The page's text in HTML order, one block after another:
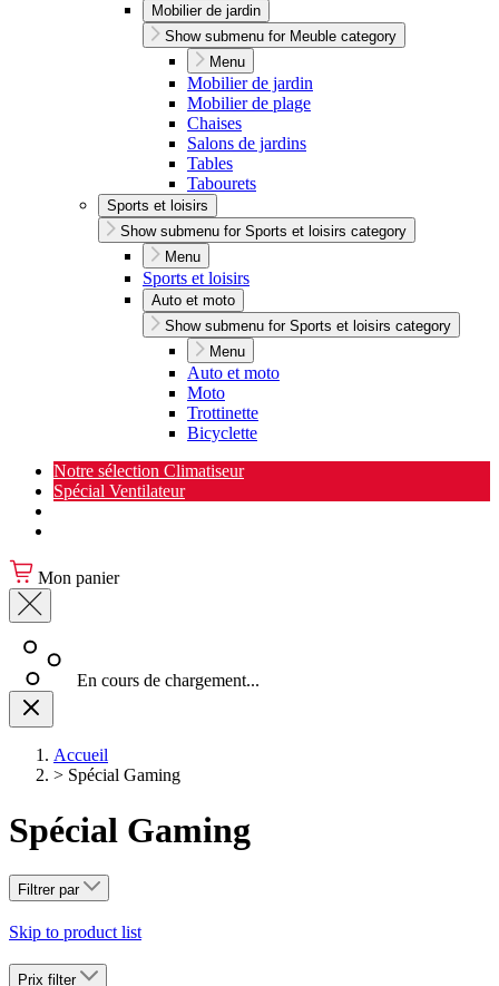
Mobilier de jardin
Show submenu for Meuble category
Menu
Mobilier de jardin
Mobilier de plage
Chaises
Salons de jardins
Tables
Tabourets
Sports et loisirs
Show submenu for Sports et loisirs category
Menu
Sports et loisirs
Auto et moto
Show submenu for Sports et loisirs category
Menu
Auto et moto
Moto
Trottinette
Bicyclette
Notre sélection Climatiseur
Spécial Ventilateur
Mon panier
En cours de chargement...
Accueil
> Spécial Gaming
Spécial Gaming
Filtrer par
Skip to product list
Prix filter